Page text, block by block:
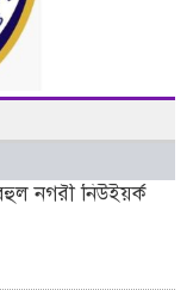
বাংলাদেশ
নগরী নিউইয়র্ক